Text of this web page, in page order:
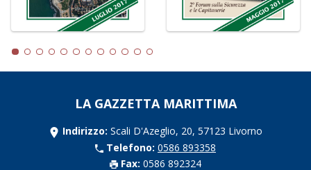
LA GAZZETTA MARITTIMA
Indirizzo: Scali D'Azeglio, 20, 57123 Livorno
Telefono: 0586 893358
Fax: 0586 892324